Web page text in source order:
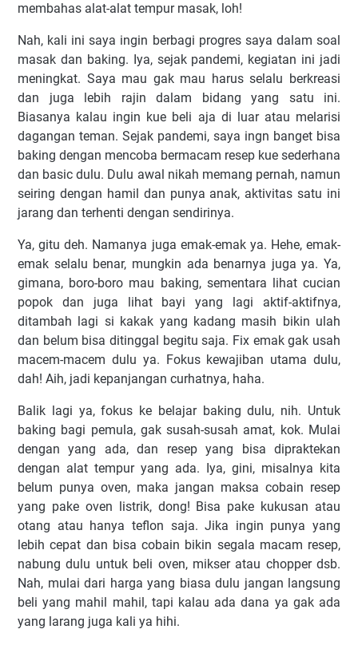
membahas alat-alat tempur masak, loh!
Nah, kali ini saya ingin berbagi progres saya dalam soal
masak dan baking. Iya, sejak pandemi, kegiatan ini jadi
meningkat. Saya mau gak mau harus selalu berkreasi
dan juga lebih rajin dalam bidang yang satu ini.
Biasanya kalau ingin kue beli aja di luar atau melarisi
dagangan teman. Sejak pandemi, saya ingn banget bisa
baking dengan mencoba bermacam resep kue sederhana
dan basic dulu. Dulu awal nikah memang pernah, namun
seiring dengan hamil dan punya anak, aktivitas satu ini
jarang dan terhenti dengan sendirinya.
Ya, gitu deh. Namanya juga emak-emak ya. Hehe, emak-
emak selalu benar, mungkin ada benarnya juga ya. Ya,
gimana, boro-boro mau baking, sementara lihat cucian
popok dan juga lihat bayi yang lagi aktif-aktifnya,
ditambah lagi si kakak yang kadang masih bikin ulah
dan belum bisa ditinggal begitu saja. Fix emak gak usah
macem-macem dulu ya. Fokus kewajiban utama dulu,
dah! Aih, jadi kepanjangan curhatnya, haha.
Balik lagi ya, fokus ke belajar baking dulu, nih. Untuk
baking bagi pemula, gak susah-susah amat, kok. Mulai
dengan yang ada, dan resep yang bisa dipraktekan
dengan alat tempur yang ada. Iya, gini, misalnya kita
belum punya oven, maka jangan maksa cobain resep
yang pake oven listrik, dong! Bisa pake kukusan atau
otang atau hanya teflon saja. Jika ingin punya yang
lebih cepat dan bisa cobain bikin segala macam resep,
nabung dulu untuk beli oven, mikser atau chopper dsb.
Nah, mulai dari harga yang biasa dulu jangan langsung
beli yang mahil mahil, tapi kalau ada dana ya gak ada
yang larang juga kali ya hihi.